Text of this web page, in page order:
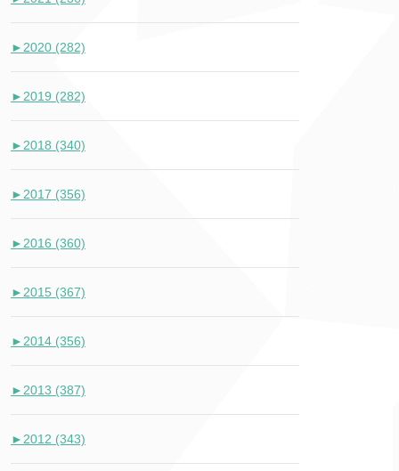
► 2020 (282)
► 2019 (282)
► 2018 (340)
► 2017 (356)
► 2016 (360)
► 2015 (367)
► 2014 (356)
► 2013 (387)
► 2012 (343)